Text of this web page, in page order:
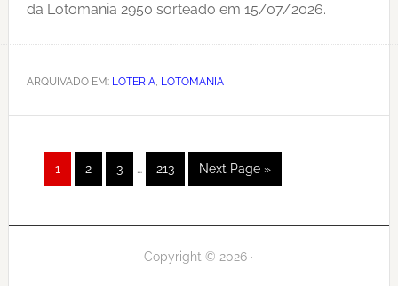
da Lotomania 2950 sorteado em 15/07/2026.
ARQUIVADO EM: LOTERIA, LOTOMANIA
Página
1 Página
2 Página
3 … Página
213
Go
to
Next Page »
Copyright © 2026 ·